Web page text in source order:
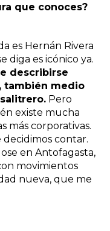
que conoces?
es Hernán Rivera
diga es icónico ya.
describirse
también medio
Pero
existe mucha
más corporativas.
decidimos contar.
en Antofagasta,
movimientos
nueva, que me